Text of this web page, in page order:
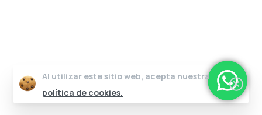
Al utilizar este sitio web, acepta nuestra
política de cookies.